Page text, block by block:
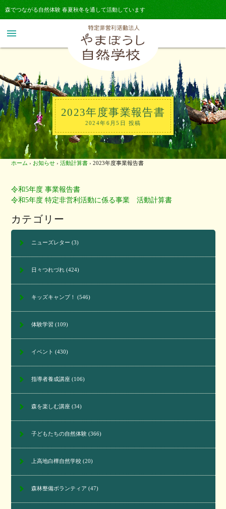
森でつながる自然体験 春夏秋冬を通して活動しています
menu
2023年度事業報告書
2024年6月5日 投稿
ホーム › お知らせ › 活動計算書 › 2023年度事業報告書
令和5年度 事業報告書
令和5年度 特定非営利活動に係る事業 活動計算書
カテゴリー
ニューズレター (3)
日々つれづれ(424)
キッズキャンプ！ (546)
体験学習 (109)
イベント (430)
指導者養成講座(106)
森を楽しむ講座(34)
子どもたちの自然体験(366)
上高地白樺自然学校(20)
森林整備ボランティア (47)